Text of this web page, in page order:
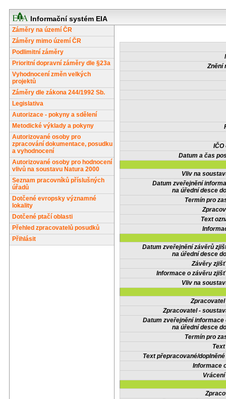
Informační systém EIA
Záměry na území ČR
Záměry mimo území ČR
Podlimitní záměry
Prioritní dopravní záměry dle §23a
Vyhodnocení změn velkých
projektů
Záměry dle zákona 244/1992 Sb.
Legislativa
Autorizace - pokyny a sdělení
Metodické výklady a pokyny
Autorizované osoby pro
zpracování dokumentace, posudku
a vyhodnocení
Autorizované osoby pro hodnocení
vlivů na soustavu Natura 2000
Seznam pracovníků příslušných
úřadů
Dotčené evropsky významné
lokality
Dotčené ptačí oblasti
Přehled zpracovatelů posudků
Přihlásit
Znění
IČO
Datum a čas
Vliv na
Datum zveřejnění
na úřední desce
Termín pro
Text
Datum zveřejnění závěrů
na úřední desce
Závěry
Informace o závěru
Vliv na
Zpracovatel -
Datum zveřejnění informace
na úřední desce
Termín pro
Text přepracované/
Informace